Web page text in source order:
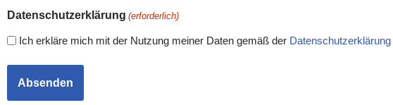
Datenschutzerklärung (erforderlich)
Ich erkläre mich mit der Nutzung meiner Daten gemäß der Datenschutzerklärung